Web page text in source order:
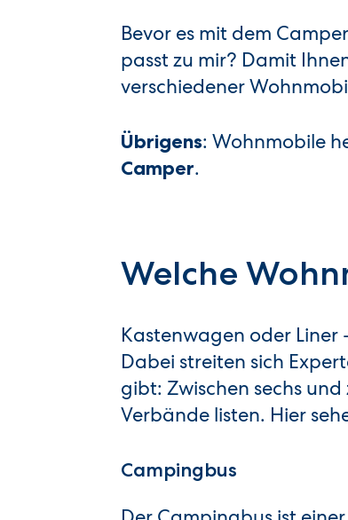
Bevor es mit dem
passt zu mir? Damit
verschiedener
Übrigens: Wohnmobile
Camper.
Welche
Kastenwagen oder
Dabei streiten sich
gibt: Zwischen sechs
Verbände listen. Hier
Campingbus